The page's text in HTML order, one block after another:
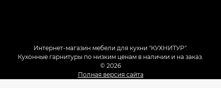
Интернет-магазин мебели для кухни "КУХНИТУР".
Кухонные гарнитуры по низким ценам в наличии и на заказ.
© 2026
Полная версия сайта